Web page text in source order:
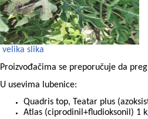
velika slika
Proizvođačima se preporučuje da
U usevima lubenice:
Quadris top, Teatar plus
Atlas (ciprodinil+fludioksonil) 1